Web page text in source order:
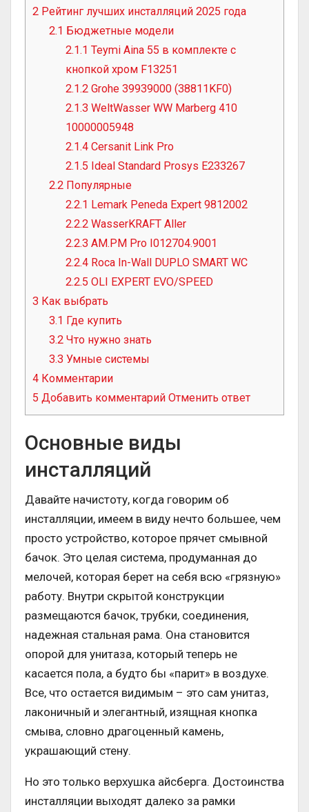
2 Рейтинг лучших инсталляций 2025 года
2.1 Бюджетные модели
2.1.1 Teymi Aina 55 в комплекте с
кнопкой хром F13251
2.1.2 Grohe 39939000 (38811KF0)
2.1.3 WeltWasser WW Marberg 410
10000005948
2.1.4 Cersanit Link Pro
2.1.5 Ideal Standard Prosys E233267
2.2 Популярные
2.2.1 Lemark Peneda Expert 9812002
2.2.2 WasserKRAFT Aller
2.2.3 AM.PM Pro I012704.9001
2.2.4 Roca In-Wall DUPLO SMART WC
2.2.5 OLI EXPERT EVO/SPEED
3 Как выбрать
3.1 Где купить
3.2 Что нужно знать
3.3 Умные системы
4 Комментарии
5 Добавить комментарий Отменить ответ
Основные виды
инсталляций
Давайте начистоту, когда говорим об
инсталляции, имеем в виду нечто большее, чем
просто устройство, которое прячет смывной
бачок. Это целая система, продуманная до
мелочей, которая берет на себя всю «грязную»
работу. Внутри скрытой конструкции
размещаются бачок, трубки, соединения,
надежная стальная рама. Она становится
опорой для унитаза, который теперь не
касается пола, а будто бы «парит» в воздухе.
Все, что остается видимым – это сам унитаз,
лаконичный и элегантный, изящная кнопка
смыва, словно драгоценный камень,
украшающий стену.
Но это только верхушка айсберга. Достоинства
инсталляции выходят далеко за рамки